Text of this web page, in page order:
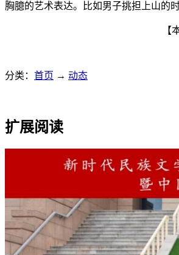
胸臆的艺术表达。比如男子挑担上山的
【
分类： 首页 → 动态
扩展阅读